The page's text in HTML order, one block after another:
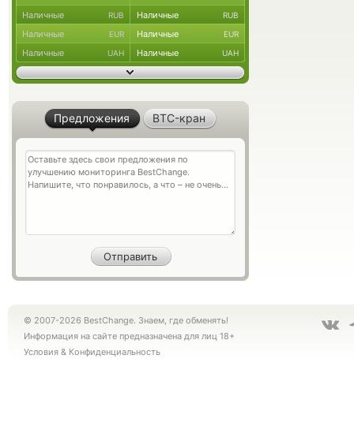
Наличные RUB Наличные RUB
Наличные EUR Наличные EUR
Наличные UAH Наличные UAH
Предложения BTC-кран
© 2007-2026 BestChange. Знаем, где обменять!
Информация на сайте предназначена для лиц 18+
Условия & Конфиденциальность